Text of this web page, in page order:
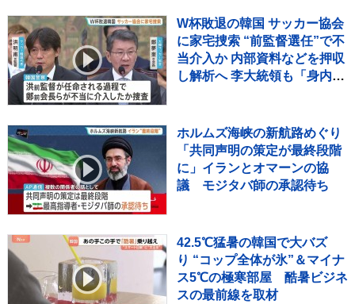
W杯敗退の韓国 サッカー協会
に家宅捜索 “前監督選任”で不
当介入か 内部資料などを押収
し解析へ 李大統領も「身内重
ホルムズ海峡の新航路めぐり
「共同声明の策定が最終段階
に」イランとオマーンの協
議 モジタバ師の承認待ち
42.5℃猛暑の韓国で大バズ
り “コップ全体が氷”＆マイナ
ス5℃の極寒部屋 酷暑ビジネ
スの最前線を取材